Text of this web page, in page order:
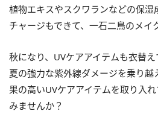
植物エキスやスクワランなどの保湿
チャージもできて、一石二鳥のメイ
秋になり、UVケアアイテムも衣替え
夏の強力な紫外線ダメージを乗り越
果の高いUVケアアイテムを取り入
みませんか？